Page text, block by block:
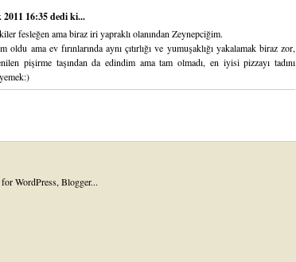
2011 16:35 dedi ki...
fesleğen ama biraz iri yapraklı olanından Zeynepciğim.
oldu ama ev fırınlarında aynı çıtırlığı ve yumuşaklığı yakalamak biraz zor,
pişirme taşından da edindim ama tam olmadı, en iyisi pizzayı tadını